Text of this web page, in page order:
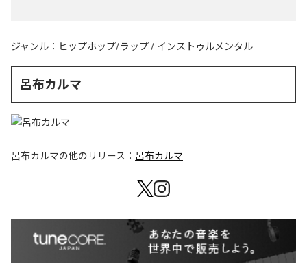
ジャンル： ヒップホップ/ラップ / インストゥルメンタル
呂布カルマ
呂布カルマの他のリリース： 呂布カルマ